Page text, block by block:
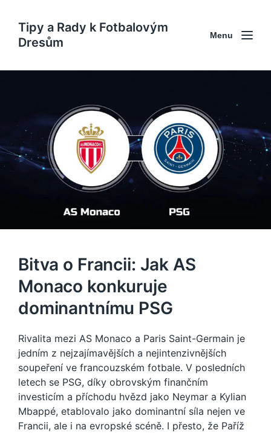
Tipy a Rady k Fotbalovým
Dresům
Menu
Bitva o Francii: Jak AS
Monaco konkuruje
dominantnímu PSG
Rivalita mezi AS Monaco a Paris Saint-Germain je
jedním z nejzajímavějších a nejintenzivnějších
soupeření ve francouzském fotbale. V posledních
letech se PSG, díky obrovským finančním
investicím a příchodu hvězd jako Neymar a Kylian
Mbappé, etablovalo jako dominantní síla nejen ve
Francii, ale i na evropské scéně. I přesto, že Paříž